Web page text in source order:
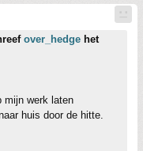
over_hedge het
mijn werk laten
huis door de hitte.